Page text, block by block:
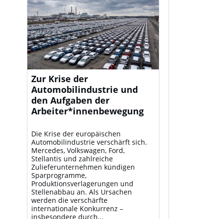
Zur Krise der
Automobilindustrie und
den Aufgaben der
Arbeiter*innenbewegung
Die Krise der europäischen
Automobilindustrie verschärft sich.
Mercedes, Volkswagen, Ford,
Stellantis und zahlreiche
Zulieferunternehmen kündigen
Sparprogramme,
Produktionsverlagerungen und
Stellenabbau an. Als Ursachen
werden die verschärfte
internationale Konkurrenz –
insbesondere durch...